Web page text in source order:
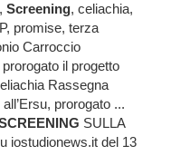
Screening, celiachia,
promise, terza
Carroccio
il progetto
Rassegna
prorogato ...
SULLA
iostudionews.it del 13